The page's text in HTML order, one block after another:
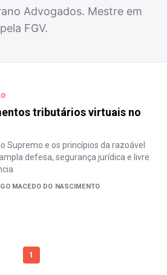
Advogados. Mestre em
FGV.
tributários virtuais no
Supremo e os princípios da razoável
defesa, segurança jurídica e livre
MACEDO DO NASCIMENTO
1